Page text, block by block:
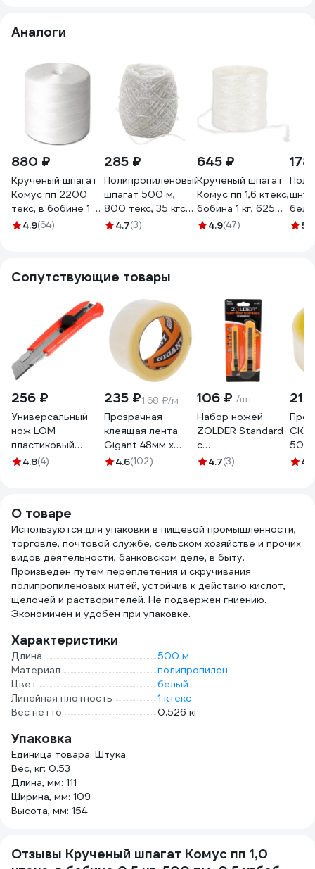
Аналоги
880 ₽
Крученый шпагат
Комус пп 2200
текс, в бобине 1 кг
2, 455 м 726742
4.9(64)
285 ₽
Полипропиленовый
шпагат 500 м,
800 текс, 35 кгс
СИБРТЕХ 93949
4.7(3)
645 ₽
Крученый шпагат
Комус пп 1,6 ктекс,
бобина 1 кг, 625
пм, 1 кгб 15549
4.9(47)
178
5
Сопутствующие товары
256 ₽
Универсальный
нож LOM
пластиковый
корпус, металл.
2812968
4.8(4)
235 ₽1.68 ₽/м
Прозрачная
клеящая лента
Gigant 48мм х
140м GIT-30
4.6(102)
106 ₽ /шт
Набор ножей
ZOLDER Standard
с
сегментированными
4.7(3)
4044.8
О товаре
Используются для упаковки в пищевой промышленности,
торговле, почтовой службе, сельском хозяйстве и прочих
видов деятельности, банковском деле, в быту.
Произведен путем переплетения и скручивания
полипропиленовых нитей, устойчив к действию кислот,
щелочей и растворителей. Не подвержен гниению.
Экономичен и удобен при упаковке.
Характеристики
Длина
500 м
Материал
полипропилен
Цвет
белый
Линейная плотность
1 ктекс
Вес нетто
0.526 кг
Упаковка
Единица товара: Штука
Вес, кг: 0.53
Длина, мм: 111
Ширина, мм: 109
Высота, мм: 154
Отзывы Крученый шпагат Комус пп 1,0